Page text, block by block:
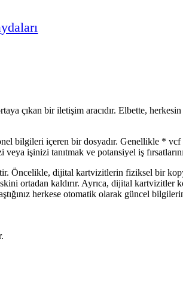
çıkan bir iletişim aracıdır. Elbette,
bilgileri içeren bir dosyadır. Genellikle *
işinizi tanıtmak ve potansiyel iş
Öncelikle, dijital kartvizitlerin fiziksel bir
ortadan kaldırır. Ayrıca, dijital
herkese otomatik olarak güncel